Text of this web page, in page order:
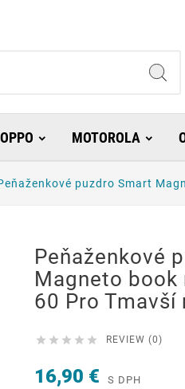
OPPO MOTOROLA
puzdro Smart
Peňaženkové
Magneto book
60 Pro Tmavší
     REVIEW (0)
16,90 € S DPH